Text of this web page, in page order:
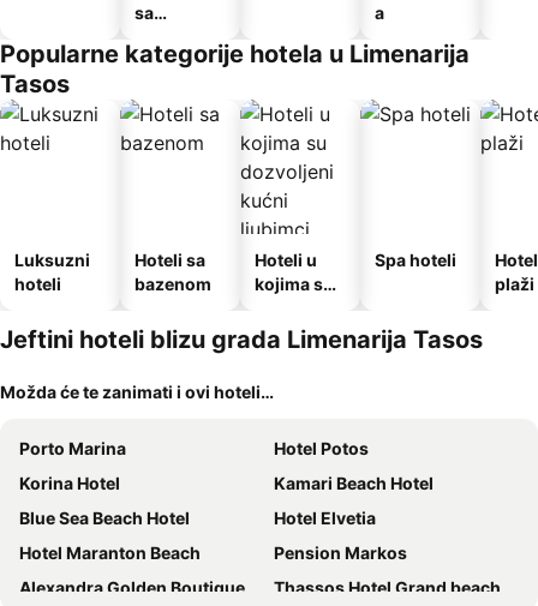
sa
a
Popularne kategorije hotela u Limenarija
Tasos
Luksuzni
hoteli
Hoteli sa
bazenom
Hoteli u
kojima su
kućni
ljubimci
Spa hoteli
plaži
Jeftini hoteli blizu grada Limenarija Tasos
Možda će te zanimati i ovi hoteli…
Porto Marina
Hotel Potos
Korina Hotel
Kamari Beach Hotel
Blue Sea Beach Hotel
Hotel Elvetia
Hotel Maranton Beach
Pension Markos
Alexandra Golden Boutique Hotel - Adults Only
Thassos Hotel Grand beach